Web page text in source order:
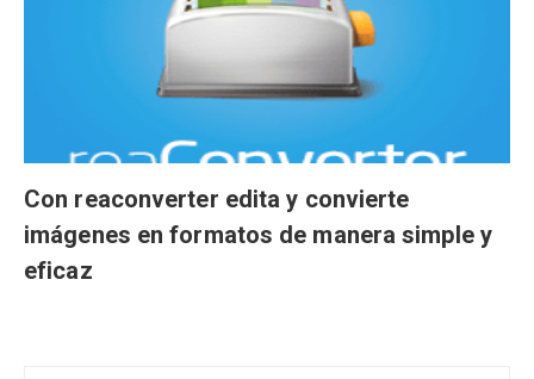
Con reaconverter edita y convierte
imágenes en formatos de manera simple y
eficaz